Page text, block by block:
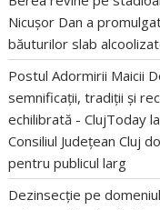
Nicușor Dan a
băuturilor slab
Postul Adormirii Maicii
semnificații, tradiții și
echilibrată - ClujToday
Consiliul Județean Cluj
pentru publicul larg
Dezinsecție pe